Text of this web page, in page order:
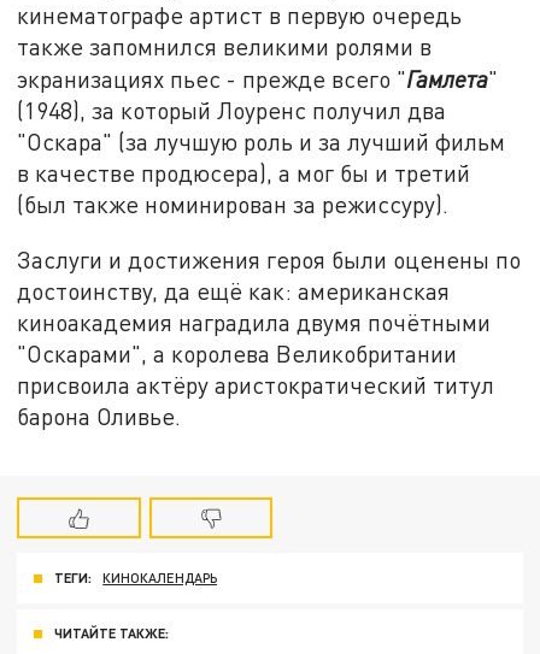
кинематографе артист в первую очередь
также запомнился великими ролями в
экранизациях пьес - прежде всего "Гамлета"
(1948), за который Лоуренс получил два
"Оскара" (за лучшую роль и за лучший фильм
в качестве продюсера), а мог бы и третий
(был также номинирован за режиссуру).
Заслуги и достижения героя были оценены по
достоинству, да ещё как: американская
киноакадемия наградила двумя почётными
"Оскарами", а королева Великобритании
присвоила актёру аристократический титул
барона Оливье.
ТЕГИ: КИНОКАЛЕНДАРЬ
ЧИТАЙТЕ ТАКЖЕ: